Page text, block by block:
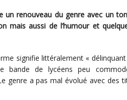
un renouveau du genre avec un
mais aussi de l’humour et
signifie littéralement «
bande de lycéens peu
a pas mal évolué avec des